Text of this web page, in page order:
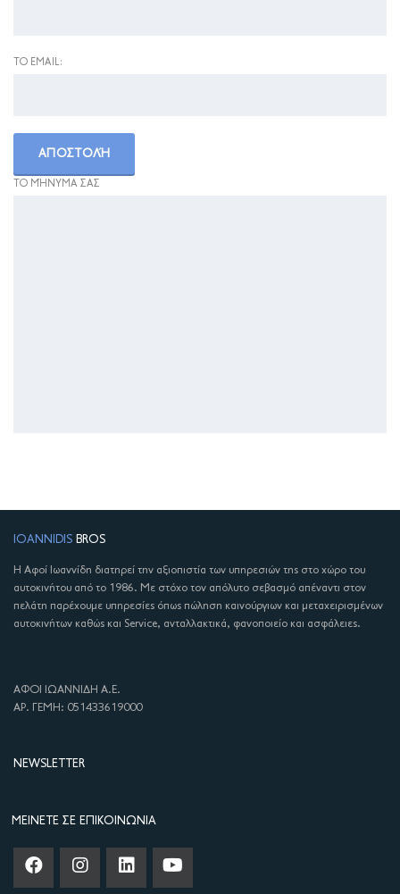
ΤΟ EMAIL:
ΤΟ ΜΉΝΥΜΑ ΣΑΣ
IOANNIDIS BROS
Η Αφοί Ιωαννίδη διατηρεί την αξιοπιστία των υπηρεσιών της στο χώρο του
αυτοκινήτου από το 1986. Με στόχο τον απόλυτο σεβασμό απέναντι στον
πελάτη παρέχουμε υπηρεσίες όπως πώληση καινούργιων και μεταχειρισμένων
αυτοκινήτων καθώς και Service, ανταλλακτικά, φανοποιείο και ασφάλειες.
ΑΦΟΙ ΙΩΑΝΝΙΔΗ Α.Ε.
ΑΡ. ΓΕΜΗ: 051433619000
NEWSLETTER
ΜΕΊΝΕΤΕ ΣΕ ΕΠΙΚΟΙΝΩΝΊΑ